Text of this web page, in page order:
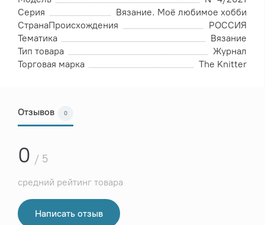
Серия
Вязание. Моё любимое хобби
СтранаПроисхождения
РОССИЯ
Тематика
Вязание
Тип товара
Журнал
Торговая марка
The Knitter
Отзывов 0
0 / 5
средний рейтинг товара
Написать отзыв